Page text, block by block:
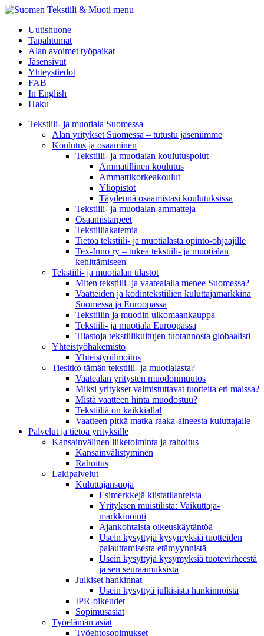
menu
Uutishuone
Tapahtumat
Alan avoimet työpaikat
Jäsensivut
Yhteystiedot
FAB
In English
Haku
Tekstiili- ja muotiala Suomessa
Alan yritykset Suomessa – tutustu jäseniimme
Koulutus ja osaaminen
Tekstiili- ja muotialan koulutuspolut
Ammatillinen koulutus
Ammattikorkeakoulut
Yliopistot
Täydennä osaamistasi koulutuksissa
Tekstiili- ja muotialan ammatteja
Osaamistarpeet
Tekstiiliakatemia
Tietoa tekstiili- ja muotialasta opinto-ohjaajille
Tex-Inno ry – tukea tekstiili- ja muotialan
kehittämiseen
Tekstiili- ja muotialan tilastot
Miten tekstiili- ja vaatealalla menee Suomessa?
Vaatteiden ja kodintekstiilien kuluttajamarkkina
Suomessa ja Euroopassa
Tekstiilin ja muodin ulkomaankauppa
Tekstiili- ja muotiala Euroopassa
Tilastoja tekstiilikuitujen tuotannosta globaalisti
Yhteistyö­hakemisto
Yhteistyöilmoitus
Tiesitkö tämän tekstiili- ja muotialasta?
Vaatealan yritysten muodonmuutos
Miksi yritykset valmistuttavat tuotteita eri maissa?
Mistä vaatteen hinta muodostuu?
Tekstiiliä on kaikkialla!
Vaatteen pitkä matka raaka-aineesta kuluttajalle
Palvelut ja tietoa yrityksille
Kansainvälinen liiketoiminta ja rahoitus
Kansain­välistyminen
Rahoitus
Lakipalvelut
Kuluttajansuoja
Esimerkkejä kiistatilanteista
Yrityksen muistilista: Vaikuttaja­
markkinointi
Ajankohtaista oikeuskäytäntöä
Usein kysyttyjä kysymyksiä tuotteiden
palauttamisesta etämyynnistä
Usein kysyttyjä kysymyksiä tuotevirheestä
ja sen seuraamuksista
Julkiset hankinnat
Usein kysyttyä julkisista hankinnoista
IPR-oikeudet
Sopimusasiat
Työelämän asiat
Työehto­sopimukset